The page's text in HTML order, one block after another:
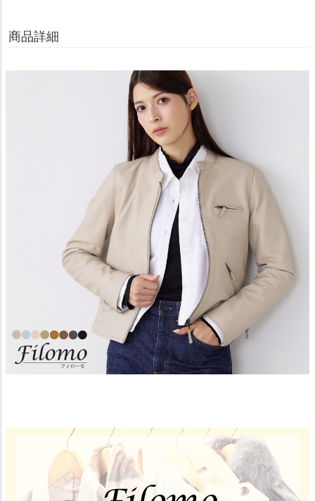
商品詳細